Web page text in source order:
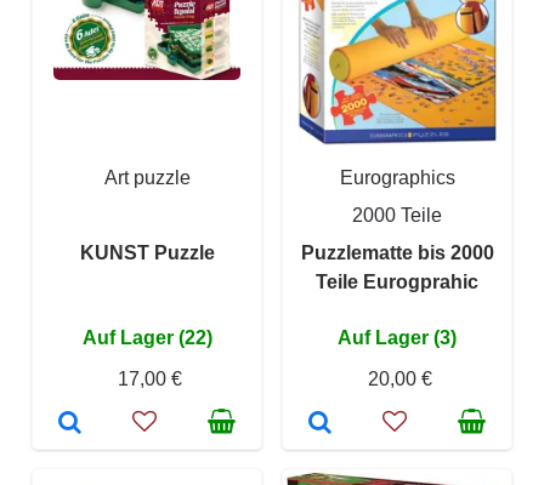
Art puzzle
KUNST Puzzle
Auf Lager (22)
17,00 €
Eurographics
2000 Teile
Puzzlematte bis 2000
Teile Eurogprahic
Auf Lager (3)
20,00 €